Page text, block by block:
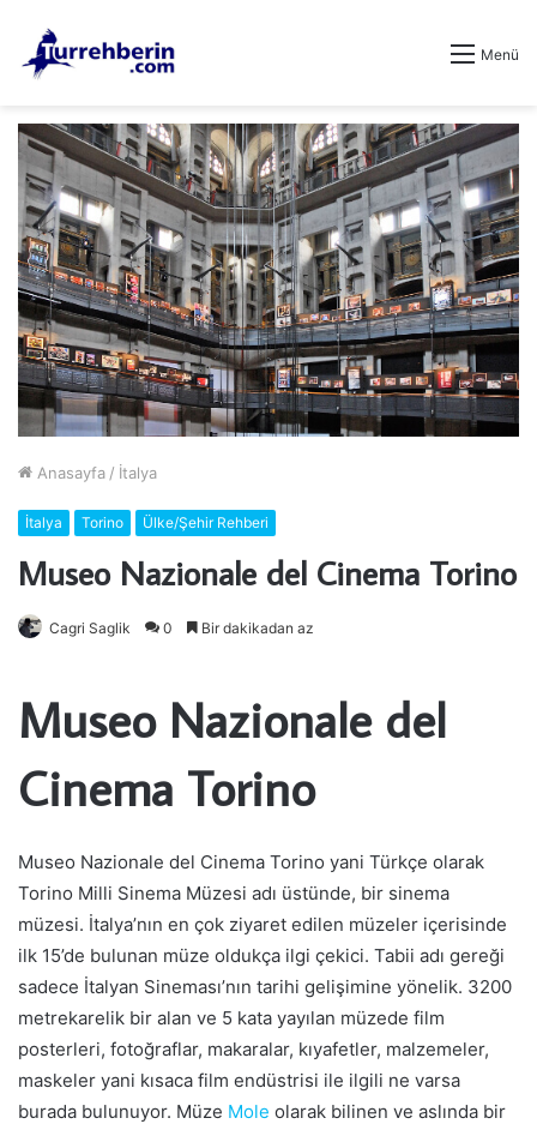
Menü
Anasayfa / İtalya
İtalya Torino Ülke/Şehir Rehberi
Museo Nazionale del Cinema Torino
Cagri Saglik 0 Bir dakikadan az
Museo Nazionale del
Cinema Torino
Museo Nazionale del Cinema Torino yani Türkçe olarak
Torino Milli Sinema Müzesi adı üstünde, bir sinema
müzesi. İtalya’nın en çok ziyaret edilen müzeler içerisinde
ilk 15’de bulunan müze oldukça ilgi çekici. Tabii adı gereği
sadece İtalyan Sineması’nın tarihi gelişimine yönelik. 3200
metrekarelik bir alan ve 5 kata yayılan müzede film
posterleri, fotoğraflar, makaralar, kıyafetler, malzemeler,
maskeler yani kısaca film endüstrisi ile ilgili ne varsa
burada bulunuyor. Müze Mole olarak bilinen ve aslında bir